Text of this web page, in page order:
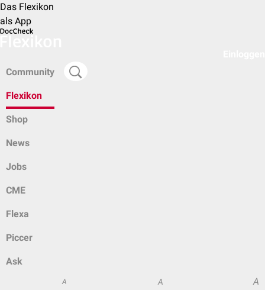
Das Flexikon
als App
Community
Flexikon
Shop
News
Jobs
CME
Flexa
Piccer
Ask
A A A